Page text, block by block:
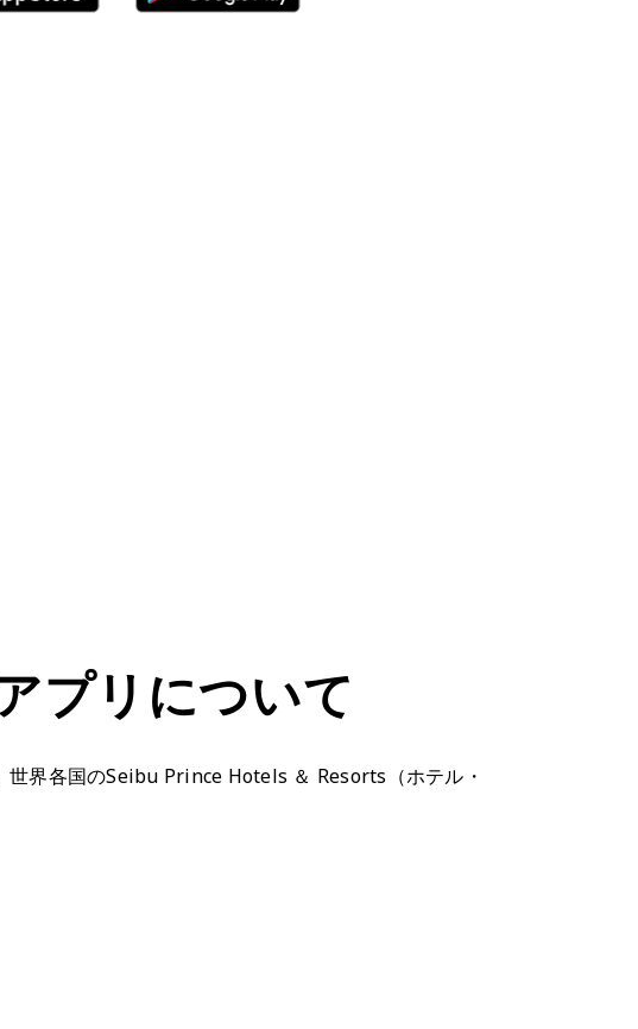
プリについて
界各国のSeibu Prince Hotels ＆ Resorts（ホテル・